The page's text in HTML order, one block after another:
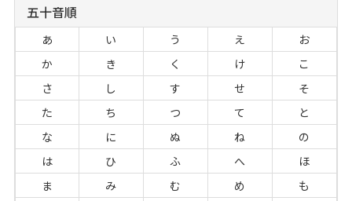
五十音順
あ い う え
お
か
き く け
こ
さ
し す せ
そ
た
ち つ て
と
な
に ぬ ね
の
は
ひ ふ へ
ほ
ま
み む め
も